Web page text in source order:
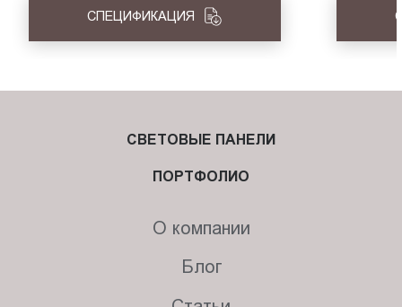
СПЕЦИФИКАЦИЯ
СВЕТОВЫЕ ПАНЕЛИ
ПОРТФОЛИО
О компании
Блог